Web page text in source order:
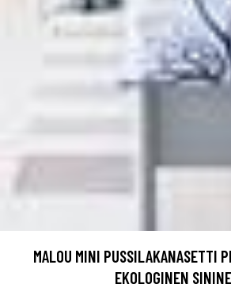
MALOU MINI PUSSILAKANASETTI
EKOLOGINEN